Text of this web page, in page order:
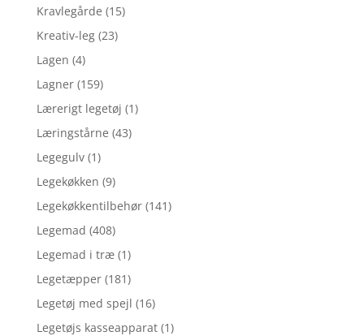
Kravlegårde (15)
Kreativ-leg (23)
Lagen (4)
Lagner (159)
Lærerigt legetøj (1)
Læringstårne (43)
Legegulv (1)
Legekøkken (9)
Legekøkkentilbehør (141)
Legemad (408)
Legemad i træ (1)
Legetæpper (181)
Legetøj med spejl (16)
Legetøjs kasseapparat (1)